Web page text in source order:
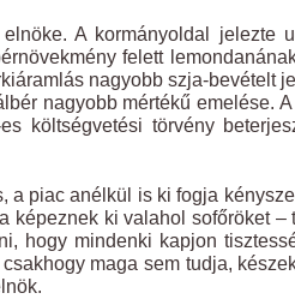
A kormányoldal jelezte
felett
nagyobb szja-bevételt
nagyobb mértékű emelése.
költségvetési törvény
piac anélkül is ki fogja
ki valahol sofőröket –
hogy mindenki kapjon
maga sem tudja,